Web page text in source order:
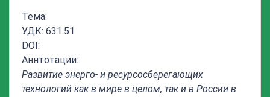
Тема:
УДК: 631.51
DOI:
Аннтотации:
Развитие энерго- и ресурсосберегающих
технологий как в мире в целом, так и в России в